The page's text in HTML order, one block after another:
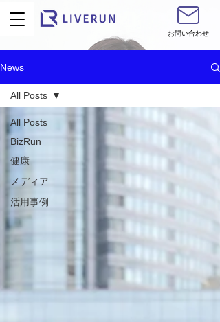
お問い合わせ
News
All Posts
BizRun
健康
メディア
活用事例
All Posts